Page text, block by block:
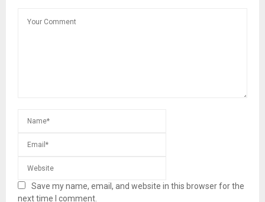
Save my name, email, and website in this browser for the
next time I comment.